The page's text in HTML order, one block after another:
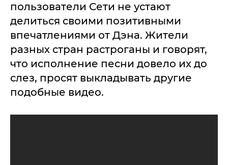
пользователи Сети не устают
делиться своими позитивными
впечатлениями от Дэна. Жители
разных стран растроганы и говорят,
что исполнение песни довело их до
слез, просят выкладывать другие
подобные видео.